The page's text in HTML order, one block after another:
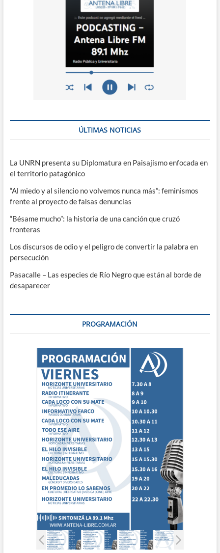
ÚLTIMAS NOTICIAS
La UNRN presenta su Diplomatura en Paisajismo enfocada en
el territorio patagónico
“Al miedo y al silencio no volvemos nunca más”: feminismos
frente al proyecto de falsas denuncias
“Bésame mucho”: la historia de una canción que cruzó
fronteras
Los discursos de odio y el peligro de convertir la palabra en
persecución
Pasacalle – Las especies de Río Negro que están al borde de
desaparecer
PROGRAMACIÓN